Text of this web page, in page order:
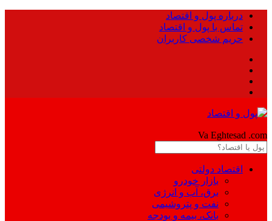
درباره پول و اقتصاد
تماس با پول و اقتصاد
حریم شخصی کاربران
Va Eghtesad .com
اقتصاد دولتی
بازار خودرو
برق، آب و انرژی
نفت و پتروشیمی
بانک، بیمه و بودجه